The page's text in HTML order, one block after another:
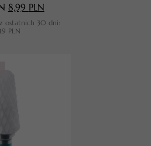
8,99 PLN
ostatnich 30 dni:
PLN